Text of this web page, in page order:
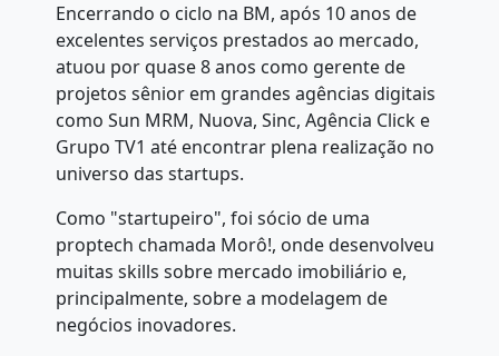
Encerrando o ciclo na BM, após 10 anos de
excelentes serviços prestados ao mercado,
atuou por quase 8 anos como gerente de
projetos sênior em grandes agências digitais
como Sun MRM, Nuova, Sinc, Agência Click e
Grupo TV1 até encontrar plena realização no
universo das startups.
Como "startupeiro", foi sócio de uma
proptech chamada Morô!, onde desenvolveu
muitas skills sobre mercado imobiliário e,
principalmente, sobre a modelagem de
negócios inovadores.